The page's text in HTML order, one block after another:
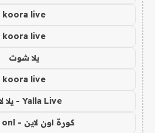
koora live
koora live
يلا شوت
koora live
Yalla Live - يلا لايف
كورة اون لاين - koora onl